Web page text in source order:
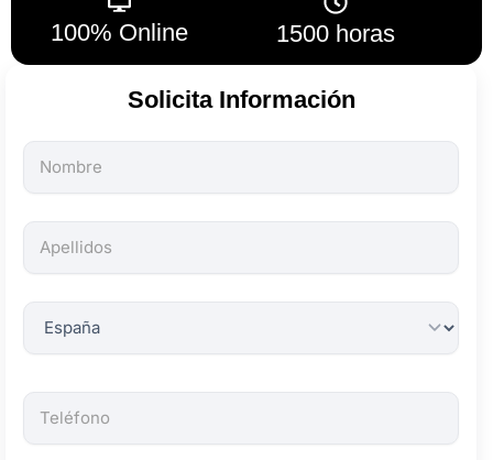
100% Online 1500 horas
Solicita Información
Todos
los
son
obligatorios.